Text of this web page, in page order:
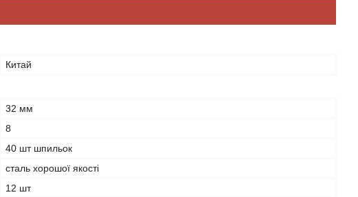
Китай
32 мм
8
40 шт шпильок
сталь хорошої якості
12 шт